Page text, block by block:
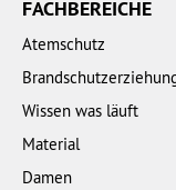
FACHBEREICHE
Atemschutz
Wissen was läuft
Material
Damen